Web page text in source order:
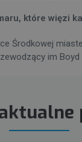
które więzi
Środkowej
im